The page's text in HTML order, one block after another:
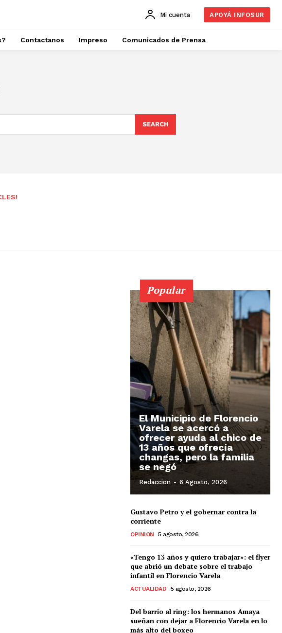
Mi cuenta APOYÁ INFOSUR
Contactanos Impreso Comunicados de Prensa
SEARCH
Popular
El Municipio de Florencio
Varela se acercó a
ofrecer ayuda al chico de
13 años que ofrecía
changas, pero la familia
se negó
Redaccion - 6 Agosto, 2026
Gustavo Petro y el gobernar contra la
corriente
OPINION 5 agosto, 2026
«Tengo 13 años y quiero trabajar»: el flyer
que abrió un debate sobre el trabajo
infantil en Florencio Varela
ACTUALIDAD 5 agosto, 2026
Del barrio al ring: los hermanos Amaya
sueñan con dejar a Florencio Varela en lo
más alto del boxeo